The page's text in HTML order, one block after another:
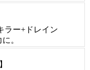
ラー+ドレイン
。